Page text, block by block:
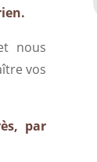
nous
vos
par